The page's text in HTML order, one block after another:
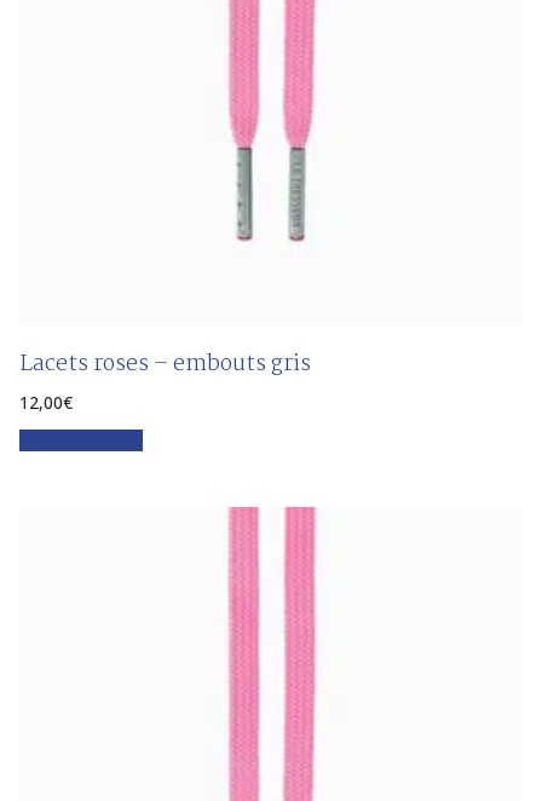
Lacets roses – embouts gris
12,00€